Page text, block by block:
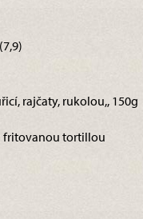
rajčaty, rukolou,, 150g
fritovanou tortillou